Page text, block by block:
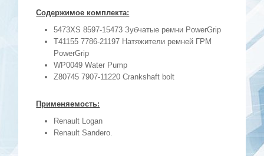
Содержимое комплекта:
5473XS 8597-15473 Зубчатые ремни PowerGrip
T41155 7786-21197 Натяжители ремней ГРМ
PowerGrip
WP0049 Water Pump
Z80745 7907-11220 Crankshaft bolt
Применяемость:
Renault Logan
Renault Sandero.